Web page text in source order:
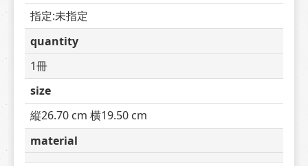
指定:未指定
quantity
1冊
size
縦26.70 cm 横19.50 cm
material